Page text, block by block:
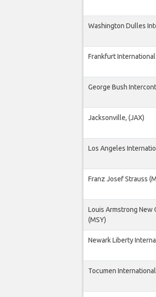
Washington Dulles
Frankfurt International
George Bush
Jacksonville, (JAX)
Los Angeles
Franz Josef Strauss
Louis Armstrong New
(MSY)
Newark Liberty
Tocumen International